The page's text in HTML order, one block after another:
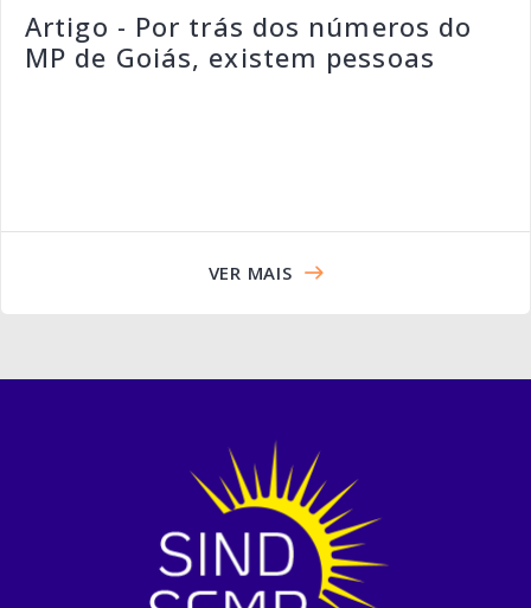
Artigo - Por trás dos números do
MP de Goiás, existem pessoas
VER MAIS